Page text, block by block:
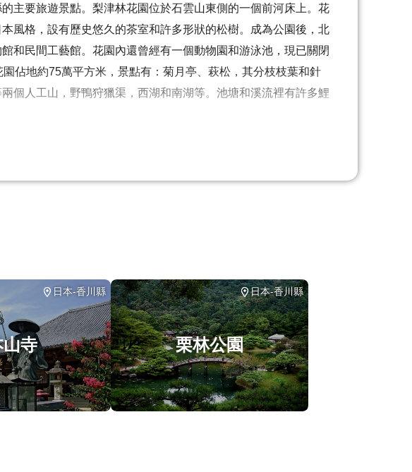
主要旅遊景點。梨津林花園位於石雲山東側的一個前河床上。花
風格，設有歷史悠久的茶室和許多形狀的松樹。成為公園後，北
和民間工藝館。花園內還曾經有一個動物園和游泳池，現已關閉
佔地約75萬平方米，景點有：菊月亭、萩松，其分枝枝葉和針
個人工山，野鴨狩獵渠，西湖和南湖等。池塘和溪流裡有許多鯉
山寺
日本-香川縣
栗林公園
日本-香川縣